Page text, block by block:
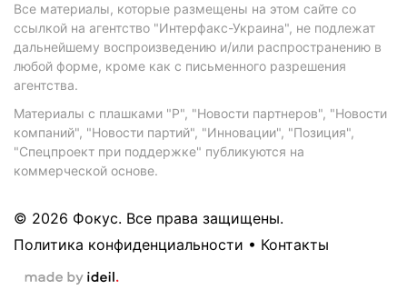
Все материалы, которые размещены на этом сайте со
ссылкой на агентство "Интерфакс-Украина", не подлежат
дальнейшему воспроизведению и/или распространению в
любой форме, кроме как с письменного разрешения
агентства.
Материалы с плашками "Р", "Новости партнеров", "Новости
компаний", "Новости партий", "Инновации", "Позиция",
"Спецпроект при поддержке" публикуются на
коммерческой основе.
© 2026 Фокус. Все права защищены.
Политика конфиденциальности • Контакты